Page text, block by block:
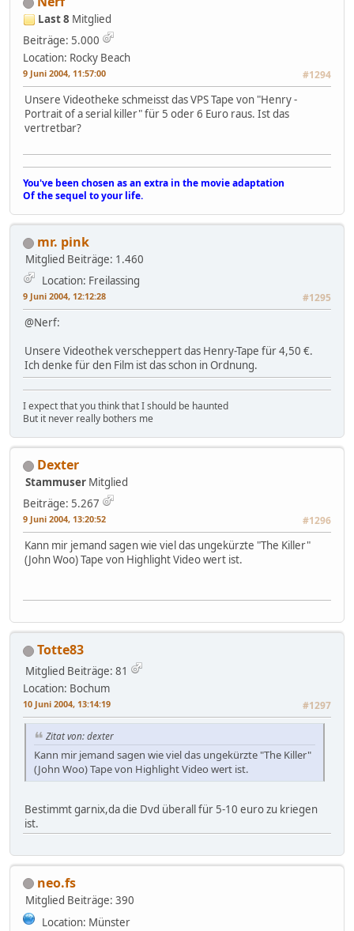
Last 8 Mitglied
Beiträge: 5.000
Location: Rocky Beach
9 Juni 2004, 11:57:00 #1294
Unsere Videotheke schmeisst das VPS Tape von "Henry -
Portrait of a serial killer" für 5 oder 6 Euro raus. Ist das
vertretbar?
You've been chosen as an extra in the movie adaptation
Of the sequel to your life.
mr. pink
Mitglied Beiträge: 1.460
Location: Freilassing
9 Juni 2004, 12:12:28 #1295
@Nerf:
Unsere Videothek verscheppert das Henry-Tape für 4,50 €.
Ich denke für den Film ist das schon in Ordnung.
I expect that you think that I should be haunted
But it never really bothers me
Dexter
Stammuser Mitglied
Beiträge: 5.267
9 Juni 2004, 13:20:52 #1296
Kann mir jemand sagen wie viel das ungekürzte "The Killer"
(John Woo) Tape von Highlight Video wert ist.
Totte83
Mitglied Beiträge: 81
Location: Bochum
10 Juni 2004, 13:14:19 #1297
Zitat von: dexter
Kann mir jemand sagen wie viel das ungekürzte "The Killer"
(John Woo) Tape von Highlight Video wert ist.
Bestimmt garnix,da die Dvd überall für 5-10 euro zu kriegen
ist.
neo.fs
Mitglied Beiträge: 390
Location: Münster